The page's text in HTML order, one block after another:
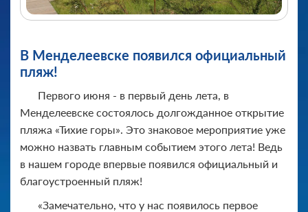
В Менделеевске появился официальный
пляж!
Первого июня - в первый день лета, в
Менделеевске состоялось долгожданное открытие
пляжа «Тихие горы». Это знаковое мероприятие уже
можно назвать главным событием этого лета! Ведь
в нашем городе впервые появился официальный и
благоустроенный пляж!
«Замечательно, что у нас появилось первое